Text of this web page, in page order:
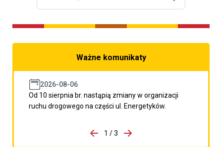
Ważne komunikaty
2026-08-06
Od 10 sierpnia br. nastąpią zmiany w organizacji
ruchu drogowego na części ul. Energetyków.
porzpedniego komunikatu
1 / 3
Przejdź do następnego